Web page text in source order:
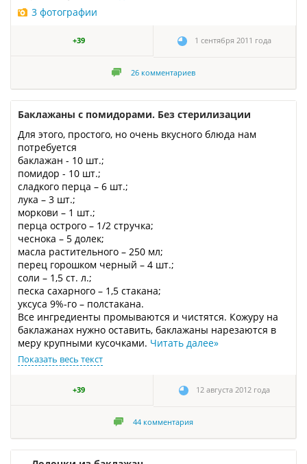
3 фотографии
+39 1 сентября 2011 года
26 комментариев
Баклажаны с помидорами. Без стерилизации
Для этого, простого, но очень вкусного блюда нам
потребуется
баклажан - 10 шт.;
помидор - 10 шт.;
сладкого перца – 6 шт.;
лука – 3 шт.;
моркови – 1 шт.;
перца острого – 1/2 стручка;
чеснока – 5 долек;
масла растительного – 250 мл;
перец горошком черный – 4 шт.;
соли – 1,5 ст. л.;
песка сахарного – 1,5 стакана;
уксуса 9%-го – полстакана.
Все ингредиенты промываются и чистятся. Кожуру на
баклажанах нужно оставить, баклажаны нарезаются в
меру крупными кусочками. Читать далее»
Показать весь текст
+39 12 августа 2012 года
44 комментария